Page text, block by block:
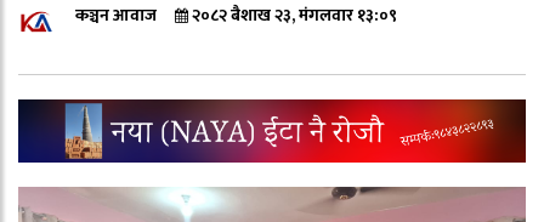
कञ्चन आवाज २०८२ बैशाख २३, मंगलवार १३:०९